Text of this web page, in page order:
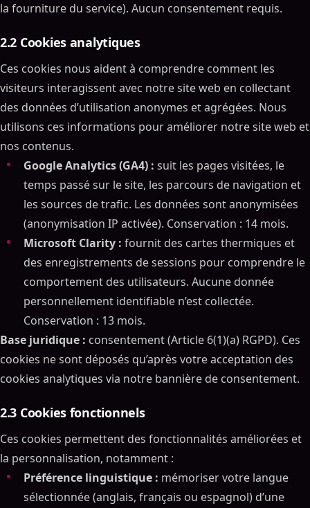
la fourniture du service). Aucun consentement requis.
2.2 Cookies analytiques
Ces cookies nous aident à comprendre comment les
visiteurs interagissent avec notre site web en collectant
des données d’utilisation anonymes et agrégées. Nous
utilisons ces informations pour améliorer notre site web et
nos contenus.
Google Analytics (GA4) : suit les pages visitées, le
temps passé sur le site, les parcours de navigation et
les sources de trafic. Les données sont anonymisées
(anonymisation IP activée). Conservation : 14 mois.
Microsoft Clarity : fournit des cartes thermiques et
des enregistrements de sessions pour comprendre le
comportement des utilisateurs. Aucune donnée
personnellement identifiable n’est collectée.
Conservation : 13 mois.
Base juridique : consentement (Article 6(1)(a) RGPD). Ces
cookies ne sont déposés qu’après votre acceptation des
cookies analytiques via notre bannière de consentement.
2.3 Cookies fonctionnels
Ces cookies permettent des fonctionnalités améliorées et
la personnalisation, notamment :
Préférence linguistique : mémoriser votre langue
sélectionnée (anglais, français ou espagnol) d’une